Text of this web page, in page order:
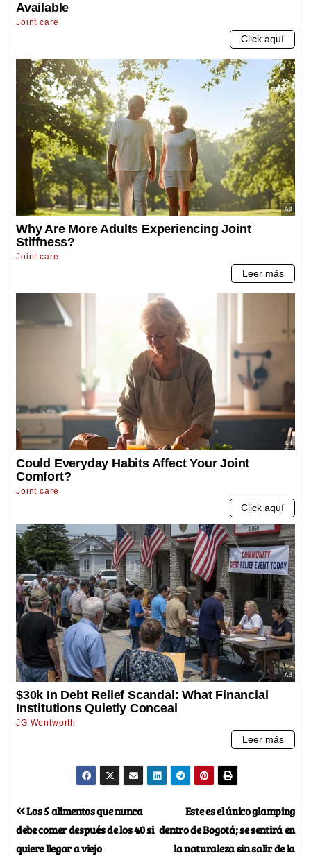
Este es el único glamping
dentro de Bogotá; se sentirá en
la naturaleza sin salir de la
Los 5 alimentos que nunca
debe comer después de los 40 si
quiere llegar a viejo